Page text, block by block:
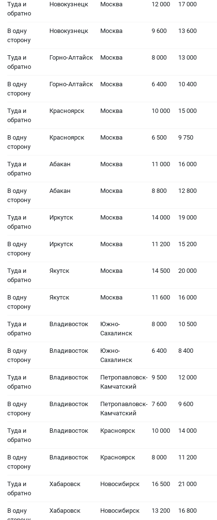
Туда и
обратно
Новокузнецк Москва 12 000 17 000
В одну
сторону
Новокузнецк Москва 9 600 13 600
Туда и
обратно
Горно-Алтайск Москва 8 000 13 000
В одну
сторону
Горно-Алтайск Москва 6 400 10 400
Туда и
обратно
Красноярск Москва 10 000 15 000
В одну
сторону
Красноярск Москва 6 500 9 750
Туда и
обратно
Абакан Москва 11 000 16 000
В одну
сторону
Абакан Москва 8 800 12 800
Туда и
обратно
Иркутск Москва 14 000 19 000
В одну
сторону
Иркутск Москва 11 200 15 200
Туда и
обратно
Якутск Москва 14 500 20 000
В одну
сторону
Якутск Москва 11 600 16 000
Туда и
обратно
Владивосток
Южно-
Сахалинск
8 000 10 500
В одну
сторону
Владивосток
Южно-
Сахалинск
6 400 8 400
Туда и
обратно
Владивосток
Петропавловск-
Камчатский
9 500 12 000
В одну
сторону
Владивосток
Петропавловск-
Камчатский
7 600 9 600
Туда и
обратно
Владивосток Красноярск 10 000 14 000
В одну
сторону
Владивосток Красноярск 8 000 11 200
Туда и
обратно
Хабаровск Новосибирск 16 500 21 000
В одну
Хабаровск Новосибирск 13 200 16 800